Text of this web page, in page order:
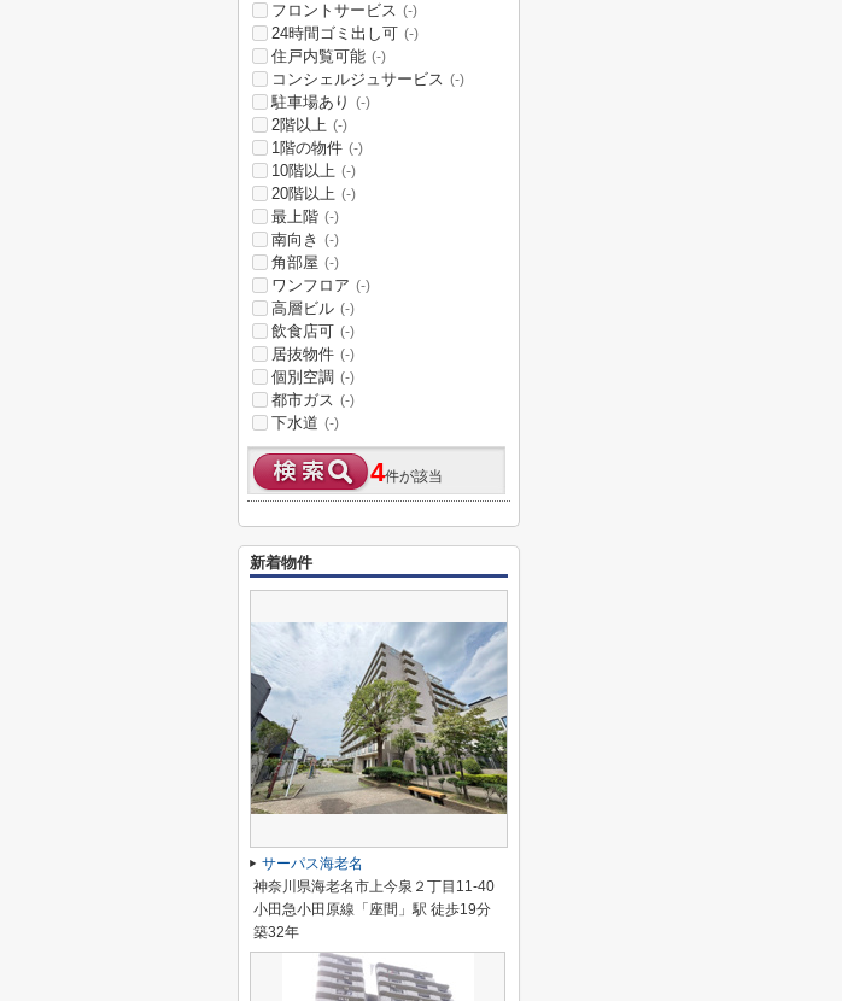
フロントサービス (-)
24時間ゴミ出し可 (-)
住戸内覧可能 (-)
コンシェルジュサービス (-)
駐車場あり (-)
2階以上 (-)
1階の物件 (-)
10階以上 (-)
20階以上 (-)
最上階 (-)
南向き (-)
角部屋 (-)
ワンフロア (-)
高層ビル (-)
飲食店可 (-)
居抜物件 (-)
個別空調 (-)
都市ガス (-)
下水道 (-)
4件が該当
新着物件
サーパス海老名
神奈川県海老名市上今泉２丁目11-40
小田急小田原線「座間」駅 徒歩19分
築32年